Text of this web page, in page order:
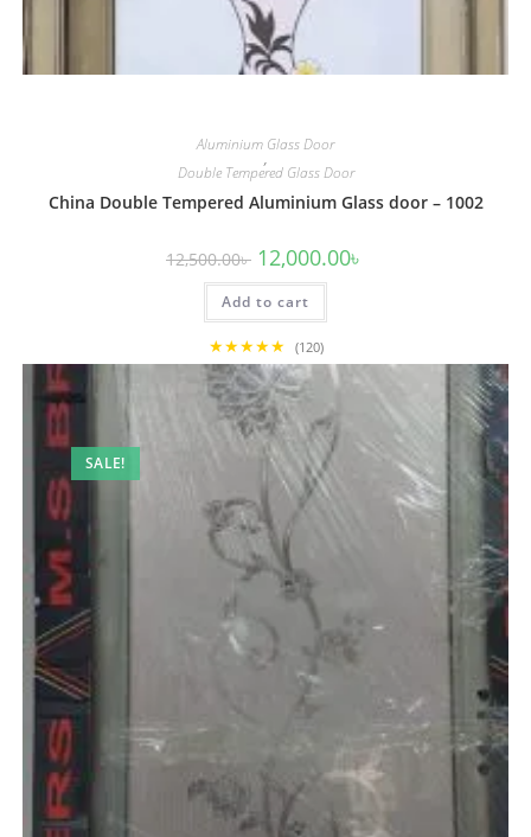
Aluminium Glass Door
,
Double Tempered Glass Door
China Double Tempered Aluminium Glass door – 1002
12,500.00৳ Original
price
was:
12,500.00৳ .
12,000.00৳
Add to cart
★★★★★ (120)
SALE!